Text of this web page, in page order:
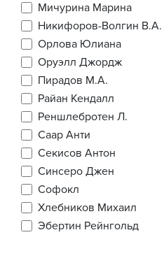
Мичурина Марина
Никифоров-Волгин В.А.
Орлова Юлиана
Оруэлл Джордж
Пирадов М.А.
Райан Кендалл
Реншлебротен Л.
Саар Анти
Секисов Антон
Синсеро Джен
Софокл
Хлебников Михаил
Эбертин Рейнгольд